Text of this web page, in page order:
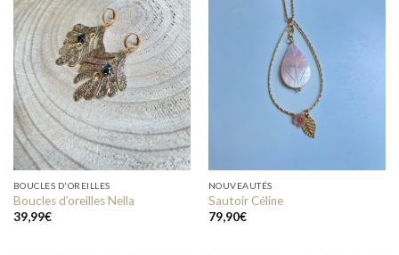
Add to
wishlist
BOUCLES D'OREILLES
Boucles d’oreilles Nella
39,99€
NOUVEAUTÉS
Sautoir Céline
79,90€